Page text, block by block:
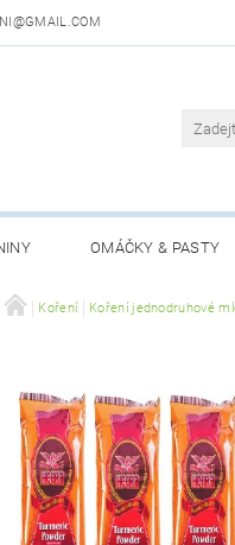
OMÁČKY & PASTY
ÚDAJŮ
Koření Koření jednodruhové